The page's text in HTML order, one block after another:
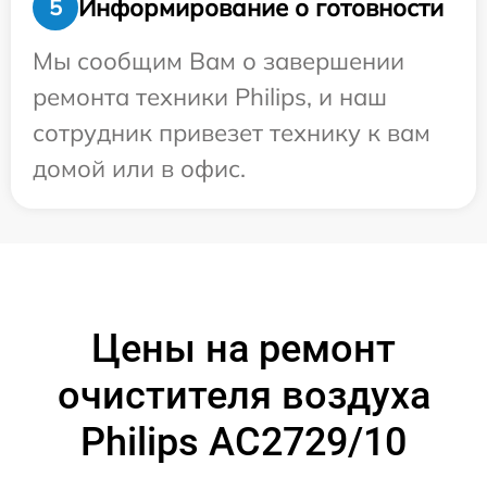
5
Информирование о готовности
Мы сообщим Вам о завершении
ремонта техники Philips, и наш
сотрудник привезет технику к вам
домой или в офис.
Цены на ремонт
очистителя воздуха
Philips AC2729/10